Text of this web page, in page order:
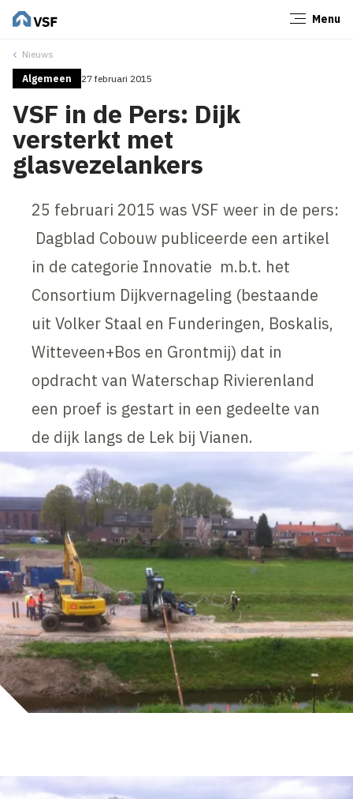
Menu
Nieuws
Algemeen 27 februari 2015
VSF in de Pers: Dijk
versterkt met
glasvezelankers
25 februari 2015 was VSF weer in de pers:
Dagblad Cobouw publiceerde een artikel
in de categorie Innovatie m.b.t. het
Consortium Dijkvernageling (bestaande
uit Volker Staal en Funderingen, Boskalis,
Witteveen+Bos en Grontmij) dat in
opdracht van Waterschap Rivierenland
een proef is gestart in een gedeelte van
de dijk langs de Lek bij Vianen.
Sluiten